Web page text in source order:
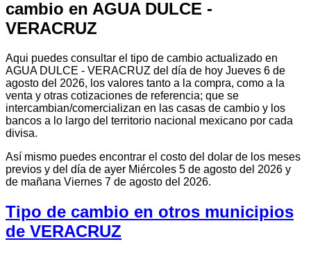
cambio en AGUA DULCE -
VERACRUZ
Aqui puedes consultar el tipo de cambio actualizado en
AGUA DULCE - VERACRUZ del día de hoy Jueves 6 de
agosto del 2026, los valores tanto a la compra, como a la
venta y otras cotizaciones de referencia; que se
intercambian/comercializan en las casas de cambio y los
bancos a lo largo del territorio nacional mexicano por cada
divisa.
Así mismo puedes encontrar el costo del dolar de los meses
previos y del día de ayer Miércoles 5 de agosto del 2026 y
de mañana Viernes 7 de agosto del 2026.
Tipo de cambio en otros municipios
de VERACRUZ